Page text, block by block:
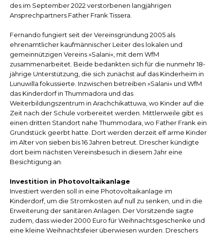
des im September 2022 verstorbenen langjährigen
Ansprechpartners Father Frank Tissera.
Fernando fungiert seit der Vereinsgründung 2005 als
ehrenamtlicher kaufmännischer Leiter des lokalen und
gemeinnützigen Vereins »Salani«, mit dem WfM
zusammenarbeitet. Beide bedankten sich für die nunmehr 18-
jährige Unterstützung, die sich zunächst auf das Kinderheim in
Lunuwilla fokussierte. Inzwischen betreiben »Salani« und WfM
das Kinderdorf in Thummadora und das
Weiterbildungszentrum in Arachchikattuwa, wo Kinder auf die
Zeit nach der Schule vorbereitet werden. Mittlerweile gibt es
einen dritten Standort nahe Thummodara, wo Father Frank ein
Grundstück geerbt hatte. Dort werden derzeit elf arme Kinder
im Alter von sieben bis 16 Jahren betreut. Drescher kündigte
dort beim nächsten Vereinsbesuch in diesem Jahr eine
Besichtigung an.
Investition in Photovoltaikanlage
Investiert werden soll in eine Photovoltaikanlage im
Kinderdorf, um die Stromkosten auf null zu senken, und in die
Erweiterung der sanitären Anlagen. Der Vorsitzende sagte
zudem, dass wieder 2000 Euro für Weihnachtsgeschenke und
eine kleine Weihnachtsfeier überwiesen wurden. Dreschers